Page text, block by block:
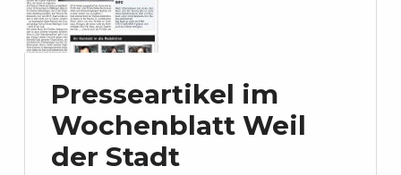
Presseartikel im
Wochenblatt Weil
der Stadt